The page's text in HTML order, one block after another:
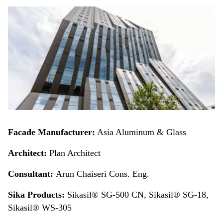
Facade Manufacturer: Asia Aluminum & Glass
Architect: Plan Architect
Consultant: Arun Chaiseri Cons. Eng.
Sika Products: Sikasil® SG-500 CN, Sikasil® SG-18,
Sikasil® WS-305